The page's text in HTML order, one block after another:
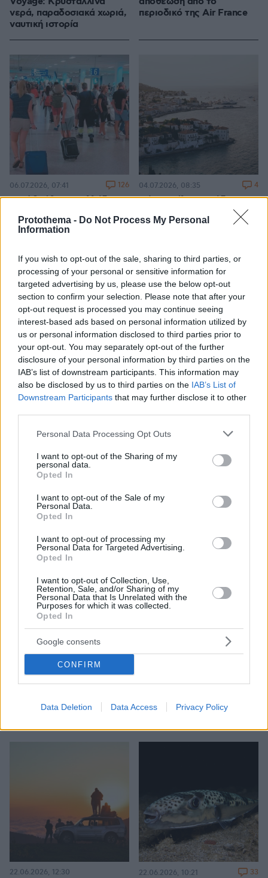
Protothema - Do Not Process My Personal
Information
If you wish to opt-out of the sale, sharing to third parties, or
processing of your personal or sensitive information for
targeted advertising by us, please use the below opt-out
section to confirm your selection. Please note that after your
opt-out request is processed you may continue seeing
interest-based ads based on personal information utilized by
us or personal information disclosed to third parties prior to
your opt-out. You may separately opt-out of the further
disclosure of your personal information by third parties on the
IAB’s list of downstream participants. This information may
also be disclosed by us to third parties on the IAB’s List of
Downstream Participants that may further disclose it to other
Please note that this website/app uses one or more Google
not limited to your visit or usage behaviour. You may click to
grant or deny consent to Google and its third-party tags to
use your data for below specified purposes in below Google
consent section.
Personal Data Processing Opt Outs
I want to opt-out of the Sharing of my
personal data.
Opted In
I want to opt-out of the Sale of my
Personal Data.
Opted In
I want to opt-out of processing my
Personal Data for Targeted Advertising.
Opted In
I want to opt-out of Collection, Use,
Retention, Sale, and/or Sharing of my
Personal Data that Is Unrelated with the
Purposes for which it was collected.
Opted In
Google consents
CONFIRM
Data Deletion Data Access Privacy Policy
νερά, παραδοσιακά χωριά,
ναυτική ιστορία
περιοδικό της Air France
Γιατί βρέθηκε η Ελλάδα
των χωρών με τις
μεγαλύτερες
πτήσεις, τι λένε οι
ελεγκτές εναέριας
κυκλοφορίας
06.07.2026, 07:41 126
Πόρτο Χέλι: Η ανάδυση
προορισμού «ήσυχης»
ευρώ
04.07.2026, 08:35 4
Η Σκόπελος ανάμεσα
στους «παραδεισένιους
προορισμούς» για τους
Η Σίφνος ανάμεσα στα
«κρυμμένα διαμάντια με
30.06.2026, 09:09
Στον Όμιλο HotelBrain με
δεκαετή μίσθωση το Lambi
30.06.2026, 09:00
«απόλυτης γαλήνης», δείτε
την λίστα
22.06.2026, 12:30 22.06.2026, 10:21 33